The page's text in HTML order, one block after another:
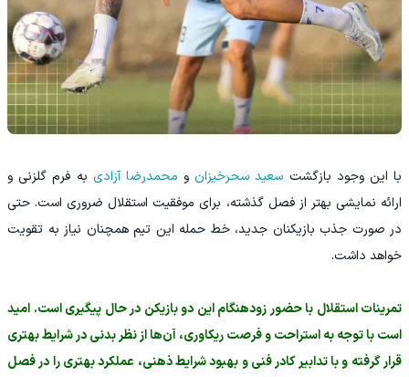
با این وجود بازگشت سعید سحرخیزانو محمدرضا آزادی به فرم گلزنی و
ارائه نمایشی بهتر از فصل گذشته، برای موفقیت استقلال ضروری است. حتی
در صورت جذب بازیکنان جدید، خط حمله این تیم همچنان نیاز به تقویت
خواهد داشت.
‏تمرینات استقلال با حضور زودهنگام این دو بازیکن در حال پیگیری است. امید
است با توجه به استراحت و فرصت ریکاوری، آن‌ها از نظر بدنی در شرایط بهتری
قرار گرفته و با تدابیر کادر فنی و بهبود شرایط ذهنی، عملکرد بهتری را در فصل